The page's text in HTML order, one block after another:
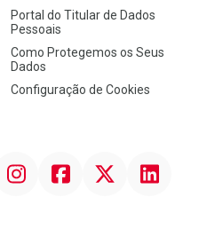
Portal do Titular de Dados
Pessoais
Como Protegemos os Seus
Dados
Configuração de Cookies
InstagramFacebookTwitter Linkedin